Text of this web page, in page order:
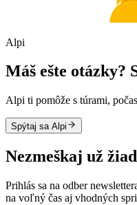
Alpi
Máš ešte otázky?
Alpi ti pomôže s túrami,
Spýtaj sa Alpi
Nezmeškaj už
Prihlás sa na odber
na voľný čas aj vhodných